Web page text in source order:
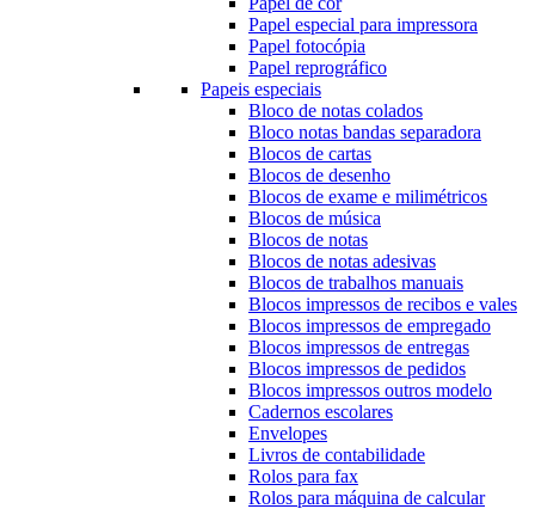
Papel especial para impressora
Papel fotocópia
Papel reprográfico
Papeis especiais
Bloco de notas colados
Bloco notas bandas separadora
Blocos de cartas
Blocos de desenho
Blocos de exame e milimétricos
Blocos de música
Blocos de notas
Blocos de notas adesivas
Blocos de trabalhos manuais
Blocos impressos de recibos e vales
Blocos impressos de empregado
Blocos impressos de entregas
Blocos impressos de pedidos
Blocos impressos outros modelo
Cadernos escolares
Envelopes
Livros de contabilidade
Rolos para fax
Rolos para máquina de calcular